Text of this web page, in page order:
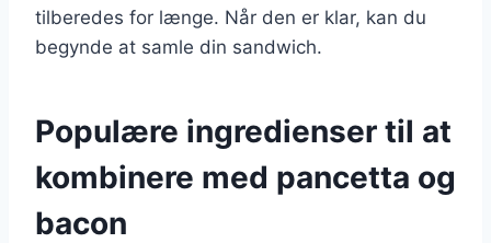
tilberedes for længe. Når den er klar, kan du
begynde at samle din sandwich.
Populære ingredienser til at
kombinere med pancetta og
bacon